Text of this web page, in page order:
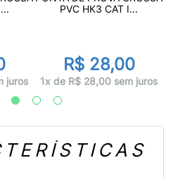
juros
PVC HK3 CAT I...
R$ 28,00
1x de R$ 28,00 sem juros